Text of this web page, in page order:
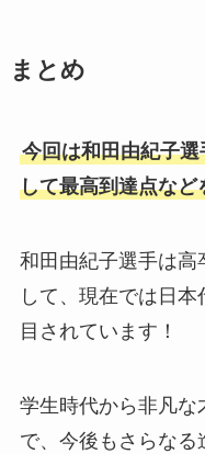
まとめ
今回は和田由紀子
して最高到達点な
和田由紀子選手は高
して、現在では日
目されています！
学生時代から非凡
で、今後もさらなる